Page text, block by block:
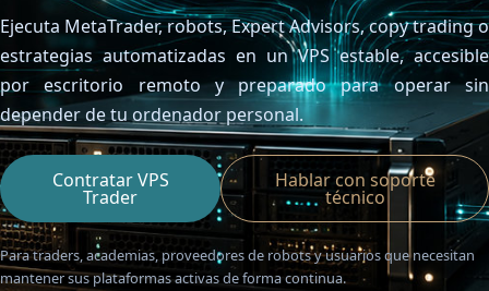
Servidor de licencias para robots de MetaTrader
Área cliente
Ejecuta MetaTrader, robots, Expert Advisors, copy trading o
estrategias automatizadas en un VPS estable, accesible
por escritorio remoto y preparado para operar sin
depender de tu ordenador personal.
Contratar VPS
Trader
Hablar con soporte
técnico
Para traders, academias, proveedores de robots y usuarios que necesitan
mantener sus plataformas activas de forma continua.